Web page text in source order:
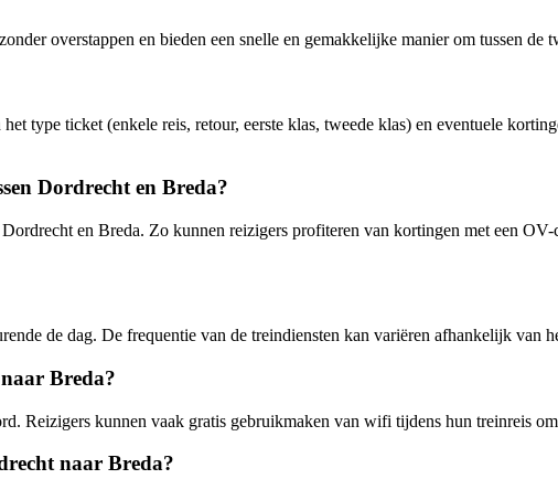
overstappen en bieden een snelle en gemakkelijke manier om tussen de
type ticket (enkele reis, retour, eerste klas, tweede klas) en eventuele
Dordrecht en Breda?
en Breda. Zo kunnen reizigers profiteren van kortingen met een
de dag. De frequentie van de treindiensten kan variëren afhankelijk van
Breda?
Reizigers kunnen vaak gratis gebruikmaken van wifi tijdens hun treinreis
naar Breda?